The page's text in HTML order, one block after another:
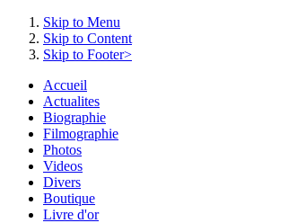
Skip to Menu
Skip to Content
Skip to Footer>
Accueil
Actualites
Biographie
Filmographie
Photos
Videos
Divers
Boutique
Livre d'or